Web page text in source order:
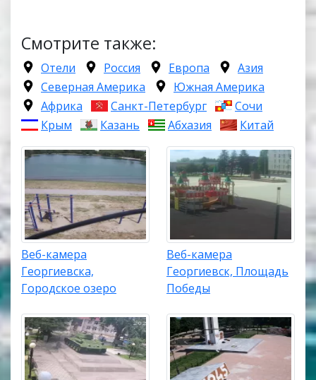
Смотрите также:
Отели Россия Европа
Азия
Северная Америка
Южная Америка
Африка
Санкт-Петербург
Сочи
Крым
Казань Абхазия Китай
Веб-камера
Георгиевска,
Городское озеро
Веб-камера
Георгиевск, Площадь
Победы